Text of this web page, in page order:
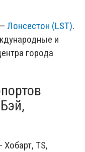
Лонсестон (LST).
и
города
Хобарт, TS,